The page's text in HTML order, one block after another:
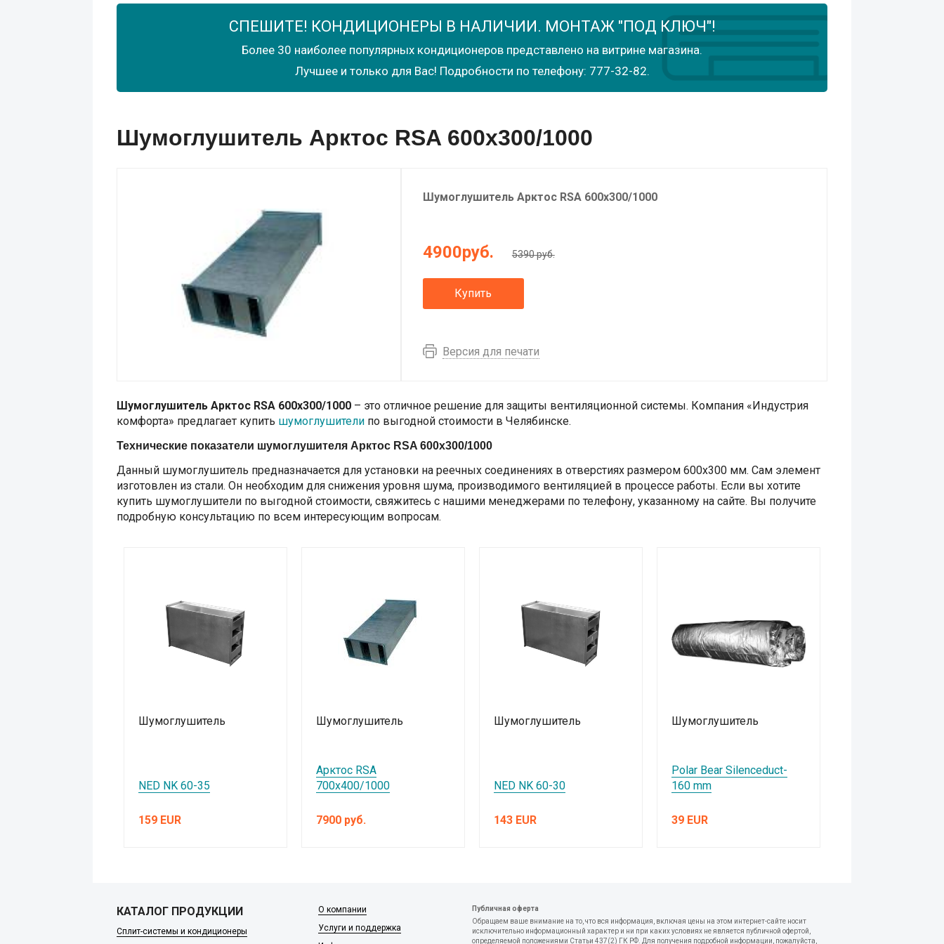
СПЕШИТЕ! КОНДИЦИОНЕРЫ В НАЛИЧИИ. МОНТАЖ "ПОД КЛЮЧ"!
Более 30 наиболее популярных кондиционеров представлено на витрине магазина.
Лучшее и только для Вас! Подробности по телефону: 777-32-82.
Шумоглушитель Арктос RSA 600x300/1000
Шумоглушитель АрктосRSA 600x300/1000
4900руб. 5390 руб.
Купить
Версия для печати
Шумоглушитель Арктос RSA 600x300/1000 – это отличное решение для защиты вентиляционной системы. Компания «Индустрия
комфорта» предлагает купить шумоглушители по выгодной стоимости в Челябинске.
Технические показатели шумоглушителя Арктос RSA 600x300/1000
Данный шумоглушитель предназначается для установки на реечных соединениях в отверстиях размером 600x300 мм. Сам элемент
изготовлен из стали. Он необходим для снижения уровня шума, производимого вентиляцией в процессе работы. Если вы хотите
купить шумоглушители по выгодной стоимости, свяжитесь с нашими менеджерами по телефону, указанному на сайте. Вы получите
подробную консультацию по всем интересующим вопросам.
Шумоглушитель
NED NK 60-35
159 EUR
Шумоглушитель
Арктос RSA
700x400/1000
7900 руб.
Шумоглушитель
NED NK 60-30
143 EUR
Шумоглушитель
Polar Bear Silenceduct-
160 mm
39 EUR
КАТАЛОГ ПРОДУКЦИИ
Сплит-системы и кондиционеры
О компании
Услуги и поддержка
Публичная оферта
Обращаем ваше внимание на то, что вся информация, включая цены на этом интернет-сайте носит
исключительно информационный характер и ни при каких условиях не является публичной офертой,
определяемой положениями Статьи 437(2) ГК РФ. Для получения подробной информации, пожалуйста,